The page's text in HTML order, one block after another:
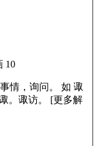
10
情，询问。 如 诹
。诹访。
[更多解